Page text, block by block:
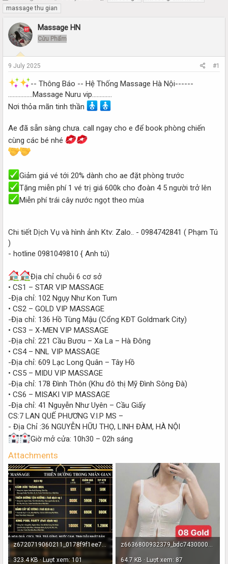
h
r
e
a
d
a
r
e
r
t
a
r
t
d
massage thu gian
Massage HN
Cửu Phẩm
9 July 2025 #1
-- Thông Báo -- Hệ Thống Massage Hà Nội------
................Massage Nuru vip.............
Nơi thỏa mãn tinh thần
Ae đã sẵn sàng chưa. call ngay cho e để book phòng chiến
cùng các bé nhé
Giảm giá vé tới 20% dành cho ae đặt phòng trước
Tặng miễn phí 1 vé trị giá 600k cho đoàn 4 5 người trở lên
Miễn phí trái cây nước ngọt theo mùa
Chi tiết Dịch Vụ và hình ảnh Ktv: Zalo.. - 0984742841 ( Phạm Tú
)
- hotline 0981049810 { Anh tú)
Địa chỉ chuỗi 6 cơ sở
• CS1 – STAR VIP MASSAGE
-Địa chỉ: 102 Ngụy Như Kon Tum
• CS2 – GOLD VIP MASSAGE
-Địa chỉ: 136 Hồ Tùng Mậu (Cổng KĐT Goldmark City)
• CS3 – X-MEN VIP MASSAGE
-Địa chỉ: 221 Cầu Bươu – Xa La – Hà Đông
• CS4 – NNL VIP MASSAGE
-Địa chỉ: 609 Lạc Long Quân – Tây Hồ
• CS5 – MIDU VIP MASSAGE
-Địa chỉ: 178 Đình Thôn (Khu đô thị Mỹ Đình Sông Đà)
• CS6 – MISAKI VIP MASSAGE
-Địa chỉ: 41 Nguyễn Như Uyên – Cầu Giấy
CS:7 LAN QUẾ PHƯƠNG V.I.P MS –
- Địa Chỉ :36 NGUYỄN HỮU THỌ, LINH ĐÀM, HÀ NỘI
Giờ mở cửa: 10h30 – 02h sáng
Attachments
z6720719060211_0178f9f1ee79cfa0966e735c25328b3a - Copy - Copy.jpg
323.4 KB · Lượt xem: 101 64.7 KB · Lượt xem: 87